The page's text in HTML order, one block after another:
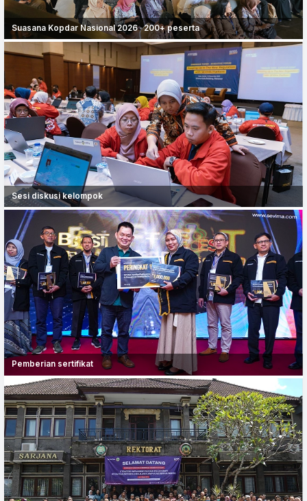
Suasana Kopdar Nasional 2026 · 200+ peserta
Sesi diskusi kelompok
Pemberian sertifikat